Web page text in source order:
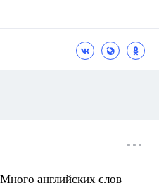
английских слов